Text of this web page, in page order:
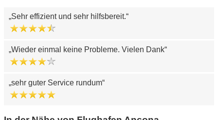
Sehr effizient und sehr hilfsbereit.
Wieder einmal keine Probleme. Vielen Dank
sehr guter Service rundum